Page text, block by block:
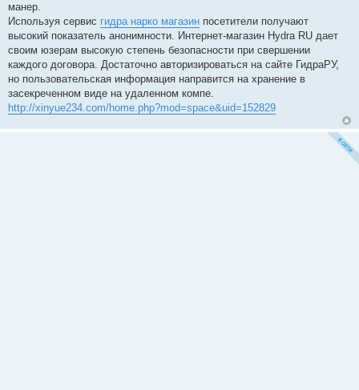
манер.
Используя сервис гидра нарко магазин посетители получают
высокий показатель анонимности. Интернет-магазин Hydra RU дает
своим юзерам высокую степень безопасности при свершении
каждого договора. Достаточно авторизироваться на сайте ГидраРУ,
но пользовательская информация направится на хранение в
засекреченном виде на удаленном компе.
http://xinyue234.com/home.php?mod=space&uid=152829